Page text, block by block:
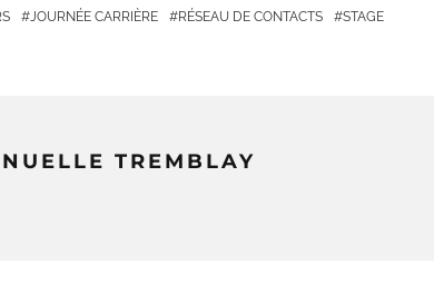
JOURNÉE CARRIÈRE RÉSEAU DE CONTACTS STAGE
TREMBLAY